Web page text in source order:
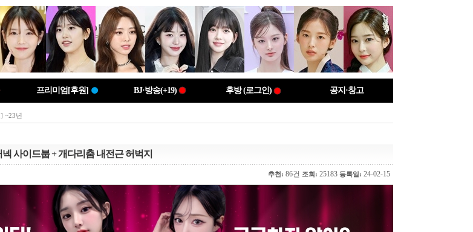
프리미엄[후원] BJ·방송(+19) 후방 (로그인) 공지·창고
~23년
사이드붑 + 개다리춤 내전근 허벅지
추천: 86건 조회: 25183 등록일: 24-02-15